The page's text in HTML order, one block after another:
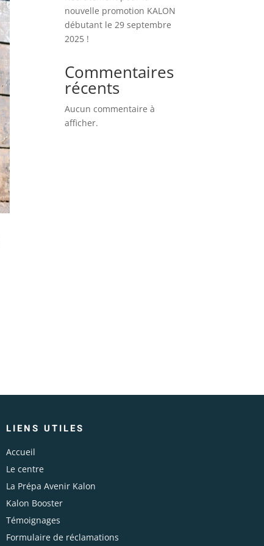
nouvelle promotion KALON
débutant le 29 septembre
2025 !
Commentaires
récents
Aucun commentaire à
afficher.
LIENS UTILES
Accueil
Le centre
La Prépa Avenir Kalon
Kalon Booster
Témoignages
Formulaire de réclamations